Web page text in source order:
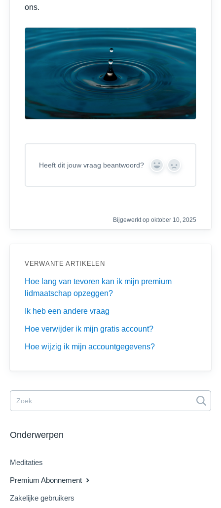
ons.
Heeft dit jouw vraag beantwoord?
Y
s
N
Bijgewerkt op oktober 10, 2025
VERWANTE ARTIKELEN
Hoe lang van tevoren kan ik mijn premium
lidmaatschap opzeggen?
Ik heb een andere vraag
Hoe verwijder ik mijn gratis account?
Hoe wijzig ik mijn accountgegevens?
Onderwerpen
Meditaties
Premium Abonnement
Zakelijke gebruikers